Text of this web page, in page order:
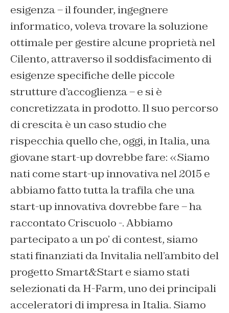
esigenza – il founder, ingegnere
informatico, voleva trovare la soluzione
ottimale per gestire alcune proprietà nel
Cilento, attraverso il soddisfacimento di
esigenze specifiche delle piccole
strutture d’accoglienza – e si è
concretizzata in prodotto. Il suo percorso
di crescita è un caso studio che
rispecchia quello che, oggi, in Italia, una
giovane start-up dovrebbe fare: «Siamo
nati come start-up innovativa nel 2015 e
abbiamo fatto tutta la trafila che una
start-up innovativa dovrebbe fare – ha
raccontato Criscuolo -. Abbiamo
partecipato a un po’ di contest, siamo
stati finanziati da Invitalia nell’ambito del
progetto Smart&Start e siamo stati
selezionati da H-Farm, uno dei principali
acceleratori di impresa in Italia. Siamo